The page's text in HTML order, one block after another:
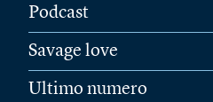
Podcast
Savage love
Ultimo numero